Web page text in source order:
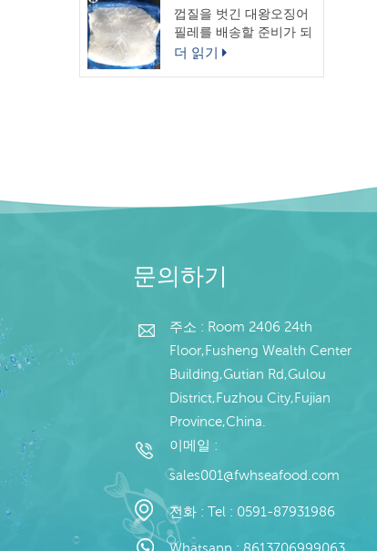
껍질을 벗긴 대왕오징어
필레를 배송할 준비가 되
었습니다.
더 읽기
문의하기
주소 : Room 2406 24th
Floor,Fusheng Wealth Center
Building,Gutian Rd,Gulou
District,Fuzhou City,Fujian
Province,China.
이메일 :
sales001@fwhseafood.com
전화 : Tel : 0591-87931986
Whatsapp : 8613706999063